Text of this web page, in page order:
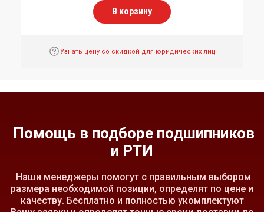
В корзину
Узнать цену со скидкой для юридических лиц
Помощь в подборе подшипников
и РТИ
Наши менеджеры помогут с правильным выбором
размера необходимой позиции, определят по цене и
качеству. Бесплатно и полностью укомплектуют